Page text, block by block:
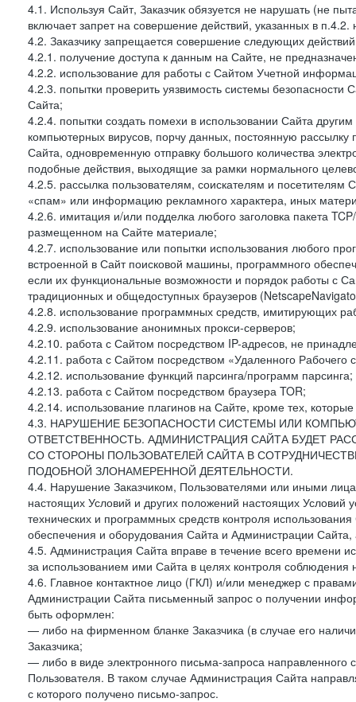
4.1. Используя Сайт, Заказчик обязуется не нарушать (не
включает запрет на совершение действий, указанных в
4.2. Заказчику запрещается совершение следующих
4.2.1. получение доступа к данным на Сайте, не
4.2.2. использование для работы с Сайтом Учетной
4.2.3. попытки проверить уязвимость системы
Сайта;
4.2.4. попытки создать помехи в использовании Сайта
компьютерных вирусов, порчу данных, постоянную
Сайта, одновременную отправку большого количества
подобные действия, выходящие за рамки нормального
4.2.5. рассылка пользователям, соискателям и
«спам» или информацию рекламного характера, иных
4.2.6. имитация и/или подделка любого заголовка пакета
размещенном на Сайте материале;
4.2.7. использование или попытки использования любого
встроенной в Сайт поисковой машины, программного
если их функциональные возможности и порядок работы с
традиционных и общедоступных браузеров
4.2.8. использование программных средств, имитирующих
4.2.9. использование анонимных прокси-серверов;
4.2.10. работа с Сайтом посредством IP-адресов, не
4.2.11. работа с Сайтом посредством «Удаленного Рабочего
4.2.12. использование функций парсинга/программ парсинга;
4.2.13. работа с Сайтом посредством браузера TOR;
4.2.14. использование плагинов на Сайте, кроме тех,
4.3. НАРУШЕНИЕ БЕЗОПАСНОСТИ СИСТЕМЫ ИЛИ
ОТВЕТСТВЕННОСТЬ. АДМИНИСТРАЦИЯ САЙТА БУДЕТ
СО СТОРОНЫ ПОЛЬЗОВАТЕЛЕЙ САЙТА В
ПОДОБНОЙ ЗЛОНАМЕРЕННОЙ ДЕЯТЕЛЬНОСТИ.
4.4. Нарушение Заказчиком, Пользователями или иными
настоящих Условий и других положений настоящих Условий
технических и программных средств контроля
обеспечения и оборудования Сайта и Администрации
4.5. Администрация Сайта вправе в течение всего времени
за использованием ими Сайта в целях контроля
4.6. Главное контактное лицо (ГКЛ) и/или менеджер с
Администрации Сайта письменный запрос о получении
быть оформлен:
— либо на фирменном бланке Заказчика (в случае его
Заказчика;
— либо в виде электронного письма-запроса направленного
Пользователя. В таком случае Администрация Сайта
с которого получено письмо-запрос.